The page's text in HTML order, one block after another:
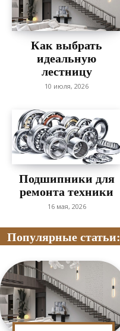
Как выбрать
идеальную
лестницу
10 июля, 2026
Подшипники для
ремонта техники
16 мая, 2026
Популярные статьи: